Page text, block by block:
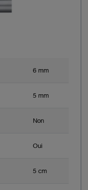
6 mm
5 mm
Non
Oui
5 cm